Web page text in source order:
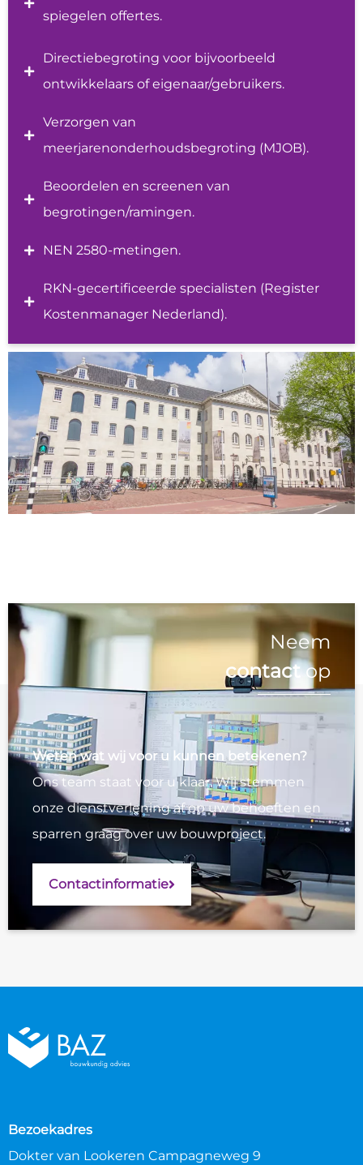
spiegelen offertes.
Directiebegroting voor bijvoorbeeld
ontwikkelaars of eigenaar/gebruikers.
Verzorgen van
meerjarenonderhoudsbegroting (MJOB).
Beoordelen en screenen van
begrotingen/ramingen.
NEN 2580-metingen.
RKN-gecertificeerde specialisten (Register
Kostenmanager Nederland).
Neem
contactop
Weten wat wij voor u kunnen betekenen?
Ons team staat voor u klaar. Wij stemmen
onze dienstverlening af op uw behoeften en
sparren graag over uw bouwproject.
Contactinformatie
Bezoekadres
Dokter van Lookeren Campagneweg 9